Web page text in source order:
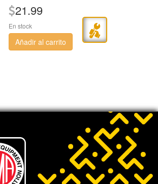
21.99
En stock
Añadir al carrito